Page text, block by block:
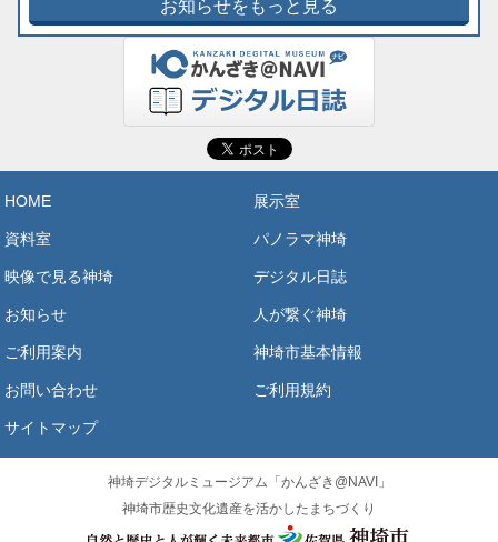
お知らせをもっと見る
HOME 展示室
資料室 パノラマ神埼
映像で見る神埼 デジタル日誌
お知らせ 人が繋ぐ神埼
ご利用案内 神埼市基本情報
お問い合わせ ご利用規約
サイトマップ
神埼デジタルミュージアム「かんざき@NAVI」
神埼市歴史文化遺産を活かしたまちづくり